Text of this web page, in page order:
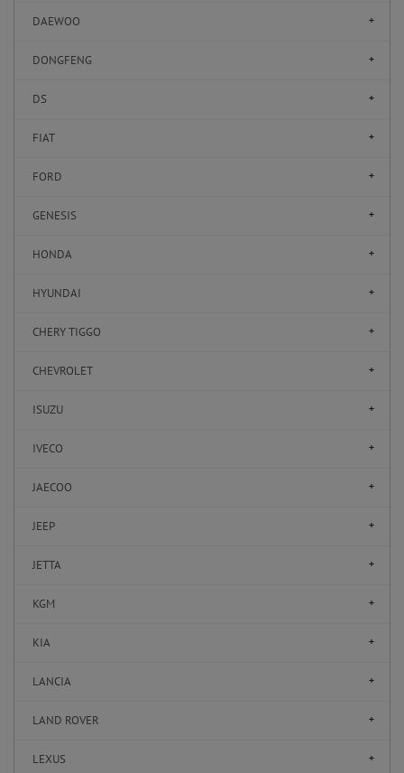
DAEWOO
DONGFENG
DS
FIAT
FORD
GENESIS
HONDA
HYUNDAI
CHERY TIGGO
CHEVROLET
ISUZU
IVECO
JAECOO
JEEP
JETTA
KGM
KIA
LANCIA
LAND ROVER
LEXUS